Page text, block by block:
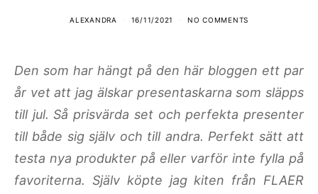
ALEXANDRA 16/11/2021 NO COMMENTS
Den som har hängt på den här bloggen ett par
år vet att jag älskar presentaskarna som släpps
till jul. Så prisvärda set och perfekta presenter
till både sig själv och till andra. Perfekt sätt att
testa nya produkter på eller varför inte fylla på
favoriterna. Själv köpte jag kiten från FLAER